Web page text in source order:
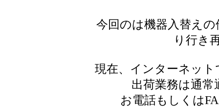
今回のは機器入替え
り行き
現在、インターネッ
出荷業務は通
お電話もしくは